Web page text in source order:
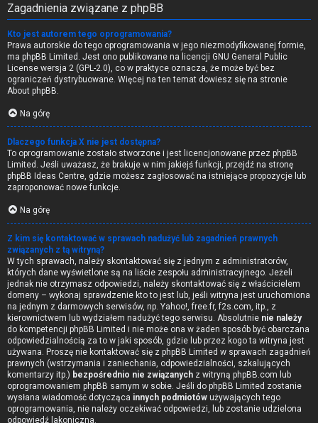
Zagadnienia związane z phpBB
Kto jest autorem tego oprogramowania?
Prawa autorskie do tego oprogramowania w jego niezmodyfikowanej formie,
ma phpBB Limited . Jest ono publikowane na licencji GNU General Public
License wersja 2 (GPL-2.0), co w praktyce oznacza, że może być bez
ograniczeń dystrybuowane. Więcej na ten temat dowiesz się na stronie
About phpBB.
Na górę
Dlaczego funkcja X nie jest dostępna?
To oprogramowanie zostało stworzone i jest licencjonowane przez phpBB
Limited. Jeśli uważasz, że brakuje w nim jakiejś funkcji, przejdź na stronę
phpBB Ideas Centre, gdzie możesz zagłosować na istniejące propozycje lub
zaproponować nowe funkcje.
Na górę
Z kim się kontaktować w sprawach nadużyć lub zagadnień prawnych
związanych z tą witryną?
W tych sprawach, należy skontaktować się z jednym z administratorów,
których dane wyświetlone są na liście zespołu administracyjnego. Jeżeli
jednak nie otrzymasz odpowiedzi, należy skontaktować się z właścicielem
domeny – wykonaj sprawdzenie kto to jest lub, jeśli witryna jest uruchomiona
na jednym z darmowych serwisów, np. Yahoo!, free.fr, f2s.com, itp., z
kierownictwem lub wydziałem nadużyć tego serwisu. Absolutnie nie należy
do kompetencji phpBB Limited i nie może ona w żaden sposób być obarczana
odpowiedzialnością za to w jaki sposób, gdzie lub przez kogo ta witryna jest
używana. Proszę nie kontaktować się z phpBB Limited w sprawach zagadnień
prawnych (wstrzymania i zaniechania, odpowiedzialności, szkalujących
komentarzy itp.) bezpośrednio nie związanych z witryną phpBB.com lub
oprogramowaniem phpBB samym w sobie. Jeśli do phpBB Limited zostanie
wysłana wiadomość dotycząca innych podmiotów używających tego
oprogramowania, nie należy oczekiwać odpowiedzi, lub zostanie udzielona
odpowiedź lakoniczna.